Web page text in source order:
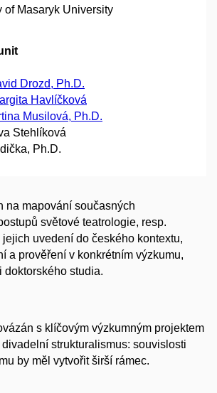
of Masaryk University
Drozd, Ph.D.
Havlíčková
Musilová, Ph.D.
Stehlíková
Ph.D.
na mapování současných
světové teatrologie, resp.
uvedení do českého kontextu,
a prověření v konkrétním výzkumu,
doktorského studia.
s klíčovým výzkumným projektem
strukturalismus: souvislosti
by měl vytvořit širší rámec.